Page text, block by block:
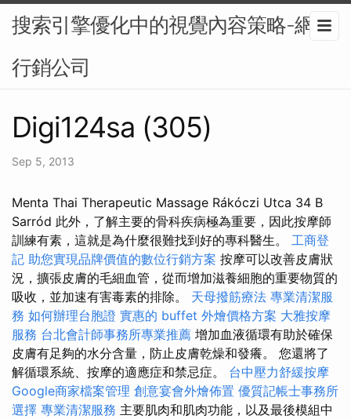
搜索引擎優化中的視覺內容策略-網路
行銷公司
Digi124sa (305)
Sep 5, 2013
Menta Thai Therapeutic Massage Rákóczi Utca 34 B
Sarród 此外，了解主要的骨科疾病極為重要，因此按摩師
訓練有素，這就是為什麼很難找到好的專科醫生。 工商登
記 助您實現品牌價值的數位行銷方案 按摩可以改善皮膚狀
況，擴張皮膚的毛細血管，從而增加滋養細胞的重要物質的
吸收，並加速有害毒素的排除。 天母撥筋療法 專業清潔服
務 如何辦理台胞證 實惠的 buffet 外燴價格方案 大雅按摩
服務 台北會計師事務所專業推薦 增加血液循環有助於確保
皮膚有足夠的水分含量，防止皮膚乾燥和發癢。 您還將了
解循環系統、按摩的適應症和禁忌症。 台中壓力舒緩按摩
Google商家檔案管理 創意宴會外燴佈置 優質記帳士事務所
選擇 專業清潔服務 主要肌肉和肌肉功能，以及最後模組中